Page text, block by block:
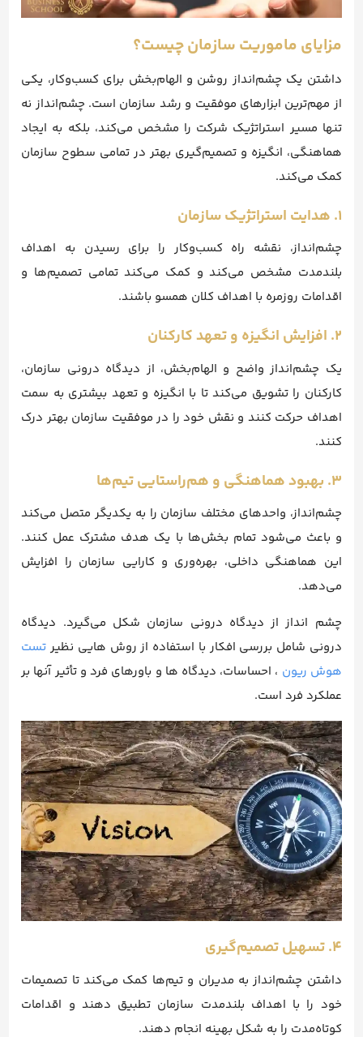
مزایای ماموریت سازمان چیست؟
داشتن یک چشم‌انداز روشن و الهام‌بخش برای کسب‌وکار، یکی
از مهم‌ترین ابزارهای موفقیت و رشد سازمان است. چشم‌انداز نه
تنها مسیر استراتژیک شرکت را مشخص می‌کند، بلکه به ایجاد
هماهنگی، انگیزه و تصمیم‌گیری بهتر در تمامی سطوح سازمان
کمک می‌کند.
۱. هدایت استراتژیک سازمان
چشم‌انداز، نقشه راه کسب‌وکار را برای رسیدن به اهداف
بلندمدت مشخص می‌کند و کمک می‌کند تمامی تصمیم‌ها و
اقدامات روزمره با اهداف کلان همسو باشند.
۲. افزایش انگیزه و تعهد کارکنان
یک چشم‌انداز واضح و الهام‌بخش، از دیدگاه درونی سازمان،
کارکنان را تشویق می‌کند تا با انگیزه و تعهد بیشتری به سمت
اهداف حرکت کنند و نقش خود را در موفقیت سازمان بهتر درک
کنند.
۳. بهبود هماهنگی و هم‌راستایی تیم‌ها
چشم‌انداز، واحدهای مختلف سازمان را به یکدیگر متصل می‌کند
و باعث می‌شود تمام بخش‌ها با یک هدف مشترک عمل کنند.
این هماهنگی داخلی، بهره‌وری و کارایی سازمان را افزایش
می‌دهد.
چشم انداز از دیدگاه درونی سازمان شکل می‌گیرد. دیدگاه
درونی شامل بررسی افکار با استفاده از روش هایی نظیر تست
هوش ریون ، احساسات، دیدگاه ها و باورهای فرد و تأثیر آنها بر
عملکرد فرد است.
۴. تسهیل تصمیم‌گیری
داشتن چشم‌انداز به مدیران و تیم‌ها کمک می‌کند تا تصمیمات
خود را با اهداف بلندمدت سازمان تطبیق دهند و اقدامات
کوتاه‌مدت را به شکل بهینه انجام دهند.